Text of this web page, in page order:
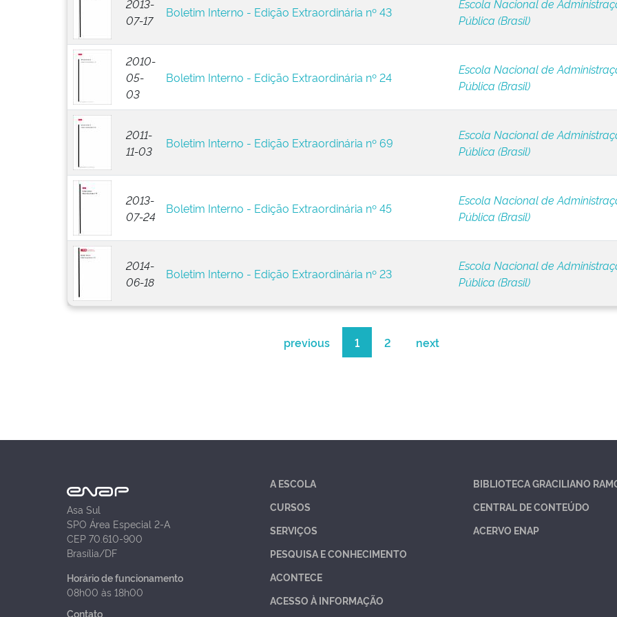
2013-
07-17
Boletim Interno - Edição Extraordinária nº 43
Escola Nacional de
Pública (Brasil)
2010-
05-
03
Boletim Interno - Edição Extraordinária nº 24
Escola Nacional de
Pública (Brasil)
2011-
11-03
Boletim Interno - Edição Extraordinária nº 69
Escola Nacional de
Pública (Brasil)
2013-
07-24
Boletim Interno - Edição Extraordinária nº 45
Escola Nacional de
Pública (Brasil)
2014-
06-18
Boletim Interno - Edição Extraordinária nº 23
Escola Nacional de
Pública (Brasil)
previous 1 2 next
Asa Sul
SPO Área Especial 2-A
CEP 70.610-900
Brasília/DF
Horário de funcionamento
08h00 às 18h00
Contato
A ESCOLA
CURSOS
SERVIÇOS
PESQUISA E CONHECIMENTO
ACONTECE
ACESSO À INFORMAÇÃO
BIBLIOTECA GRACILIANO
CENTRAL DE CONTEÚDO
ACERVO ENAP